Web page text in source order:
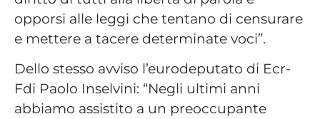
opporsi alle leggi che tentano di censurare
e mettere a tacere determinate voci”.
Dello stesso avviso l’eurodeputato di Ecr-
Fdi Paolo Inselvini: “Negli ultimi anni
abbiamo assistito a un preoccupante